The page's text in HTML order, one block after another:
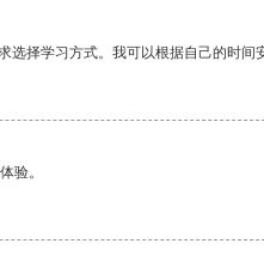
择学习方式。我可以根据自己的时间
验。